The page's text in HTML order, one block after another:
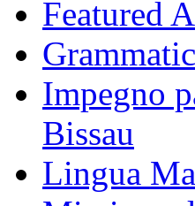
Featured
Impegno
Bissau
Lingua